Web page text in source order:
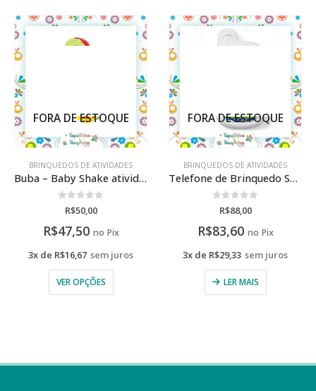
FORA DE ESTOQUE
BRINQUEDOS DE ATIVIDADES
Buba – Baby Shake atividades
de 5
R$50,00
R$47,50 no Pix
3x de R$16,67 sem juros
VER OPÇÕES
FORA DE ESTOQUE
BRINQUEDOS DE ATIVIDADES
Telefone de Brinquedo Skip Hop
de 5
R$88,00
R$83,60 no Pix
3x de R$29,33 sem juros
LER MAIS